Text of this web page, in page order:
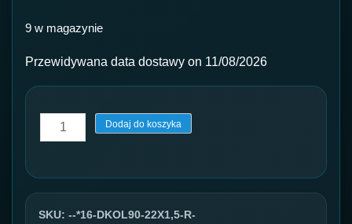
9 w magazynie
Przewidywana data dostawy on 11/08/2026
ilość
Końcówka
DKOL90
Dodaj do koszyka
SKU: --*16-DKOL90-22X1,5-R-